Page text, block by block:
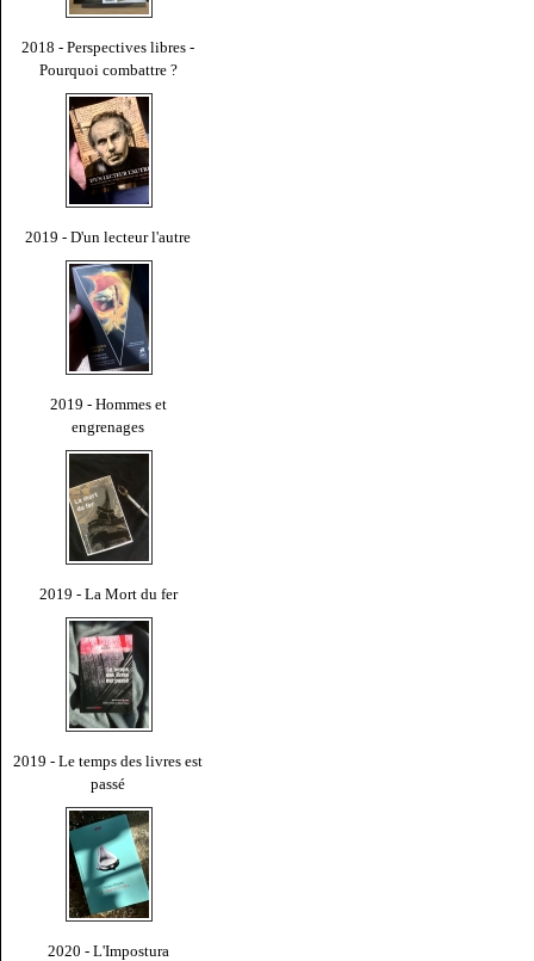
2018 - Perspectives libres -
Pourquoi combattre ?
2019 - D'un lecteur l'autre
2019 - Hommes et
engrenages
2019 - La Mort du fer
2019 - Le temps des livres est
passé
2020 - L'Impostura